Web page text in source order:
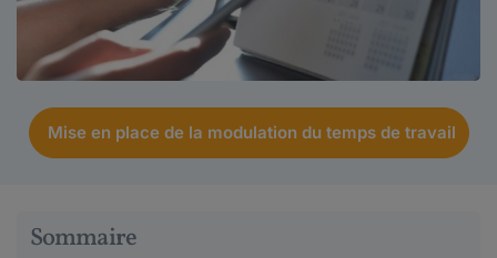
Mise en place de la modulation du temps de travail
Sommaire